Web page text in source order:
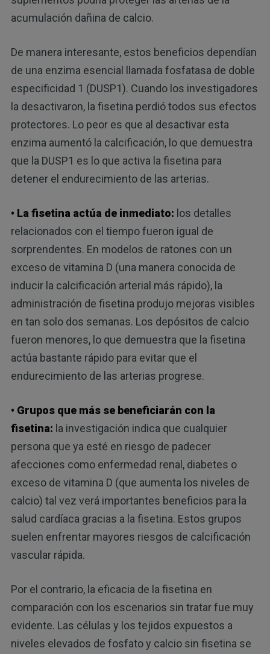
acumulación dañina de calcio.
De manera interesante, estos beneficios dependían
de una enzima esencial llamada fosfatasa de doble
especificidad 1 (DUSP1). Cuando los investigadores
la desactivaron, la fisetina perdió todos sus efectos
protectores. Lo peor es que al desactivar esta
enzima aumentó la calcificación, lo que demuestra
que la DUSP1 es lo que activa la fisetina para
detener el endurecimiento de las arterias.
• La fisetina actúa de inmediato: los detalles
relacionados con el tiempo fueron igual de
sorprendentes. En modelos de ratones con un
exceso de vitamina D (una manera conocida de
inducir la calcificación arterial más rápido), la
administración de fisetina produjo mejoras visibles
en tan solo dos semanas. Los depósitos de calcio
fueron menores, lo que demuestra que la fisetina
actúa bastante rápido para evitar que el
endurecimiento de las arterias progrese.
• Grupos que más se beneficiarán con la
fisetina: la investigación indica que cualquier
persona que ya esté en riesgo de padecer
afecciones como enfermedad renal, diabetes o
exceso de vitamina D (que aumenta los niveles de
calcio) tal vez verá importantes beneficios para la
salud cardíaca gracias a la fisetina. Estos grupos
suelen enfrentar mayores riesgos de calcificación
vascular rápida.
Por el contrario, la eficacia de la fisetina en
comparación con los escenarios sin tratar fue muy
evidente. Las células y los tejidos expuestos a
niveles elevados de fosfato y calcio sin fisetina se